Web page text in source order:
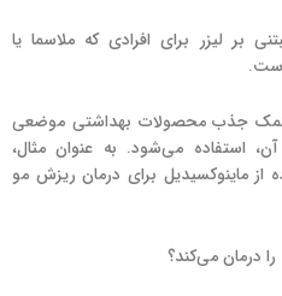
بر لیزر برای افرادی که ملاسما یا
است.
کمک جذب محصولات بهداشتی موضعی
استفاده می‌شود. به عنوان مثال،
از ماینوکسیدیل برای درمان ریزش مو
درمان می‌کند؟